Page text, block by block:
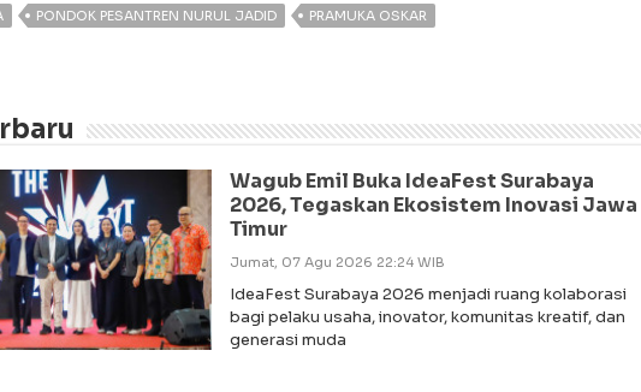
PONDOK PESANTREN NURUL JADID PRAMUKA OSKAR
Wagub Emil Buka IdeaFest Surabaya
2026, Tegaskan Ekosistem Inovasi Jawa
Timur
Jumat, 07 Agu 2026 22:24 WIB
IdeaFest Surabaya 2026 menjadi ruang kolaborasi
bagi pelaku usaha, inovator, komunitas kreatif, dan
generasi muda